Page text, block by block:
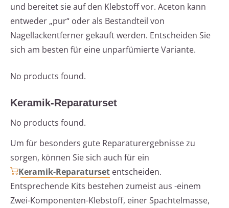
und bereitet sie auf den Klebstoff vor. Aceton kann
entweder „pur“ oder als Bestandteil von
Nagellackentferner gekauft werden. Entscheiden Sie
sich am besten für eine unparfümierte Variante.
No products found.
Keramik-Reparaturset
No products found.
Um für besonders gute Reparaturergebnisse zu
sorgen, können Sie sich auch für ein
Keramik-Reparaturset entscheiden.
Entsprechende Kits bestehen zumeist aus -einem
Zwei-Komponenten-Klebstoff, einer Spachtelmasse,